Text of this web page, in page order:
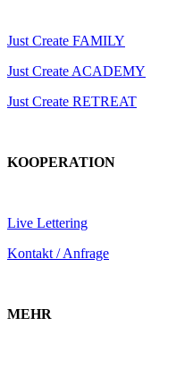
Just Create FAMILY
Just Create ACADEMY
Just Create RETREAT
KOOPERATION
Live Lettering
Kontakt / Anfrage
MEHR